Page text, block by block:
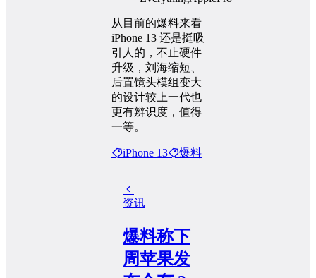
从目前的爆料来看
iPhone 13 还是挺吸
引人的，不止硬件
升级，刘海缩短、
后置镜头模组变大
的设计较上一代也
更有辨识度，值得
一等。
iPhone 13 爆料
资讯
爆料称下
周苹果发